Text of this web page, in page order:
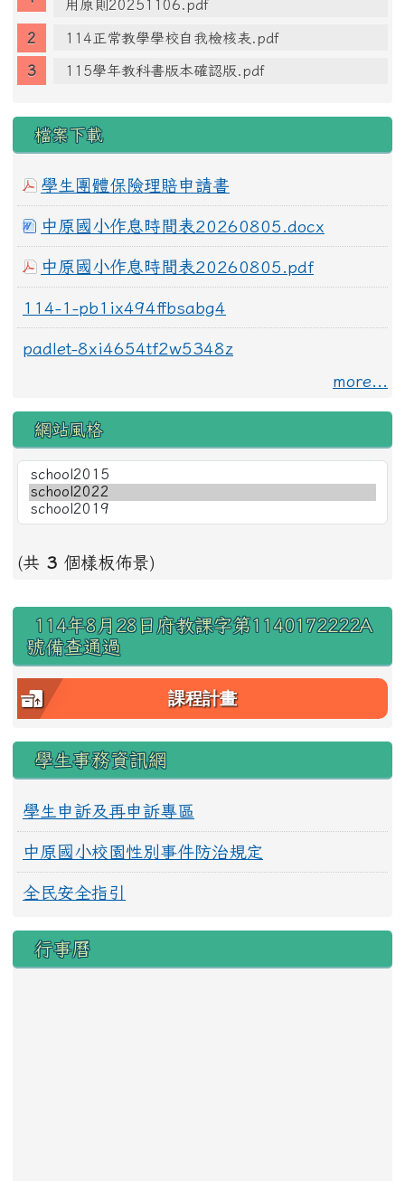
用原則20251106.pdf
114正常教學學校自我檢核表.pdf
115學年教科書版本確認版.pdf
檔案下載
學生團體保險理賠申請書
中原國小作息時間表20260805.docx
中原國小作息時間表20260805.pdf
114-1-pb1ix494ffbsabg4
padlet-8xi4654tf2w5348z
more...
網站風格
(共 3 個樣板佈景)
右邊區域內容
114年8月28日府教課字第1140172222A
號備查通過
課程計畫
學生事務資訊網
學生申訴及再申訴專區
中原國小校園性別事件防治規定
全民安全指引
行事曆